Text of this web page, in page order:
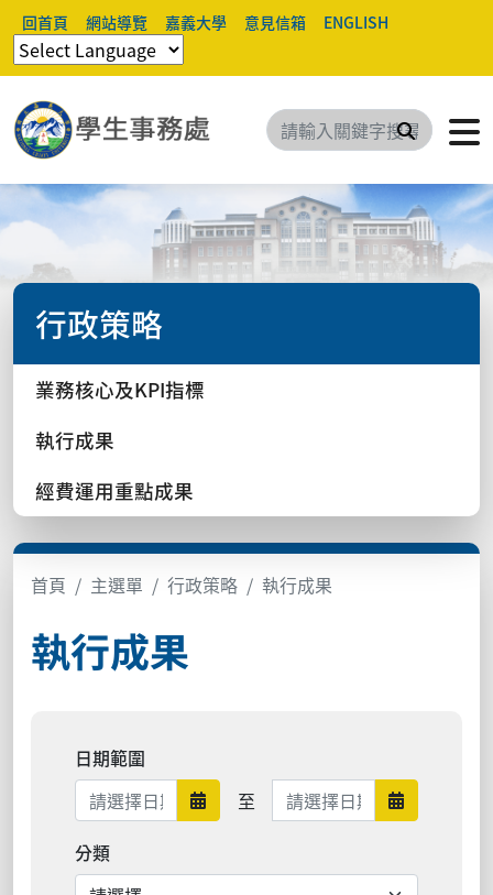
回首頁 網站導覽 嘉義大學 意見信箱 ENGLISH
搜尋
行政策略
業務核心及KPI指標
執行成果
經費運用重點成果
首頁 主選單 行政策略 執行成果
執行成果
日期範圍
日期範圍開始
至 日期範圍結束 日期範圍
分類